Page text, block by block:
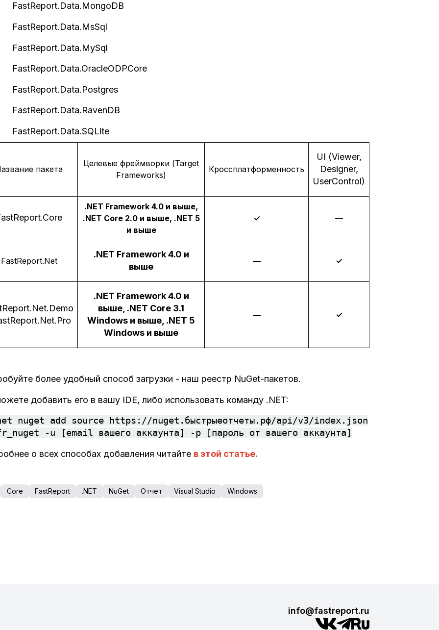
FastReport.Data.MongoDB
FastReport.Data.MsSql
FastReport.Data.MySql
FastReport.Data.OracleODPCore
FastReport.Data.Postgres
FastReport.Data.RavenDB
FastReport.Data.SQLite
пакета
Целевые фреймворки (Target
Frameworks)
Кроссплатформенность
UI (Viewer,
Designer,
UserControl)
.NET Framework 4.0 и выше,
.NET Core 2.0 и выше, .NET 5
и выше
✓ —
FastReport.Net
.NET Framework 4.0 и
выше
— ✓
.NET Framework 4.0 и
выше, .NET Core 3.1
Windows и выше, .NET 5
Windows и выше
— ✓
более удобный способ загрузки - наш реестр NuGet-пакетов.
добавить его в вашу IDE, либо использовать команду .NET:
nuget add source https://nuget.быстрыеотчеты.рф/api/v3/index.json
-u [email вашего аккаунта] -p [пароль от вашего аккаунта]
о всех способах добавления читайте в этой статье.
Core FastReport .NET NuGet Отчет Visual Studio Windows
info@fastreport.ru